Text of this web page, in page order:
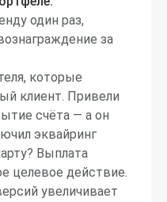
один раз,
за
которые
клиент. Привели
счёта — а он
эквайринг
Выплата
целевое действие.
увеличивает